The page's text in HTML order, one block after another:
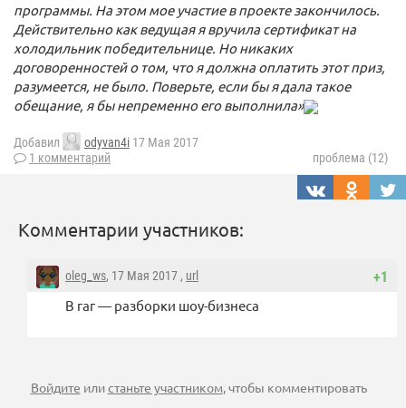
программы. На этом мое участие в проекте закончилось.
Действительно как ведущая я вручила сертификат на
холодильник победительнице. Но никаких
договоренностей о том, что я должна оплатить этот приз,
разумеется, не было. Поверьте, если бы я дала такое
обещание, я бы непременно его выполнила»
Добавил odyvan4i 17 Мая 2017
1 комментарий
проблема (12)
Комментарии участников:
+1
oleg_ws, 17 Мая 2017 , url
В гаг — разборки шоу-бизнеса
Войдите илистаньте участником, чтобы комментировать